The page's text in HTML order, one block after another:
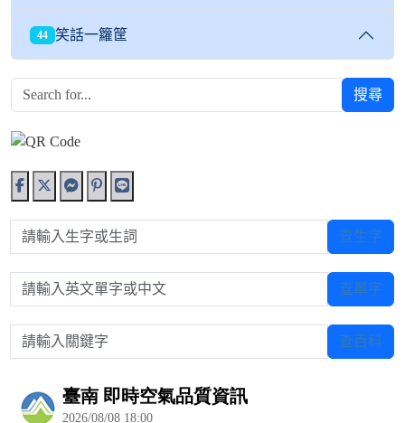
44 笑話一籮筐
搜尋
請輸入生字或生詞 查生字
請輸入英文單字或中文 查單字
請輸入關鍵字 查百科